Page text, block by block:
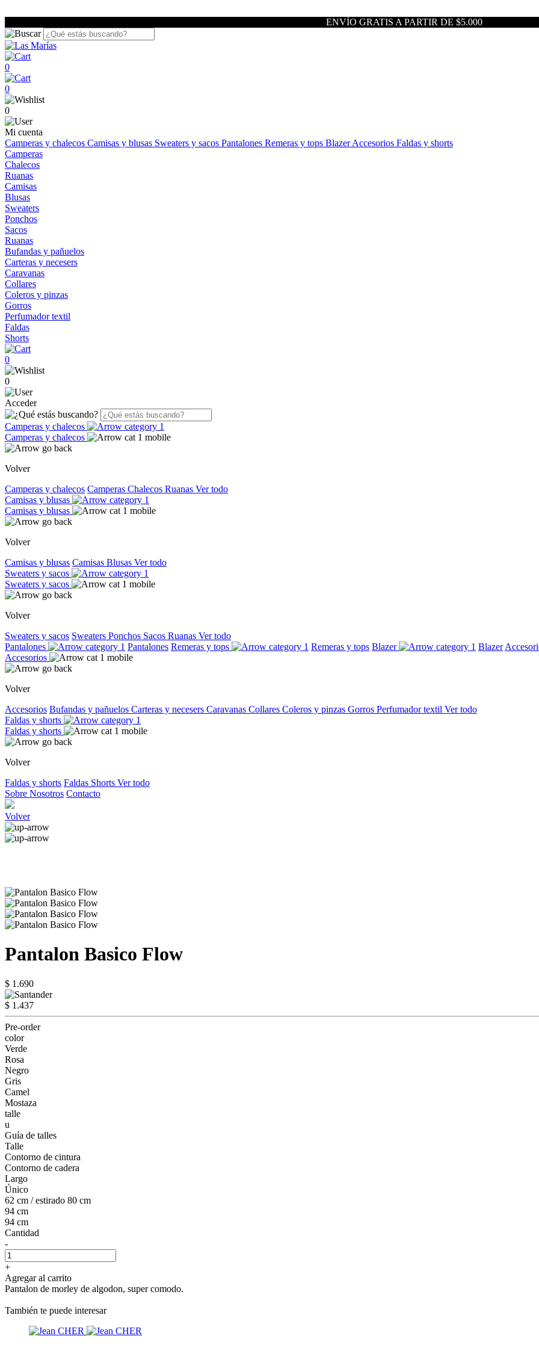
ENVÍO GRATIS A PARTIR DE $5.000
0
0
0
Mi cuenta
Camperas y chalecos Camisas y blusas Sweaters y sacos Pantalones Remeras y tops BlazerAccesorios Faldas y shorts
Camperas
Chalecos
Ruanas
Camisas
Blusas
Sweaters
Ponchos
Sacos
Ruanas
Bufandas y pañuelos
Carteras y necesers
Caravanas
Collares
Coleros y pinzas
Gorros
Perfumador textil
Faldas
Shorts
0
0
Acceder
Camperas y chalecos
Camperas y chalecos
Volver
Camperas y chalecos Camperas Chalecos Ruanas Ver todo
Camisas y blusas
Camisas y blusas
Volver
Camisas y blusas Camisas Blusas Ver todo
Sweaters y sacos
Sweaters y sacos
Volver
Sweaters y sacos Sweaters Ponchos Sacos Ruanas Ver todo
Pantalones
Pantalones Remeras y tops Remeras y tops Blazer Blazer
Accesorios
Volver
Accesorios Bufandas y pañuelos Carteras y necesers Caravanas Collares Coleros y pinzas Gorros Perfumador textil Ver todo
Faldas y shorts
Faldas y shorts
Volver
Faldas y shorts Faldas Shorts Ver todo
Sobre Nosotros Contacto
Volver
Pantalon Basico Flow
$ 1.690
$ 1.437
Pre-order
color
Verde
Rosa
Negro
Gris
Camel
Mostaza
talle
u
Guía de talles
Talle
Contorno de cintura
Contorno de cadera
Largo
Único
62 cm / estirado 80 cm
94 cm
94 cm
Cantidad
-
+
Agregar al carrito
Pantalon de morley de algodon, super comodo.
También te puede interesar